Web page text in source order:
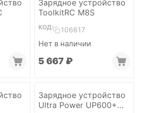
Зарядное устройство
ToolkitRC M8S
КОД: 106617
Нет в наличии
5 667 ₽
Зарядное устройство
Ultra Power UP600+